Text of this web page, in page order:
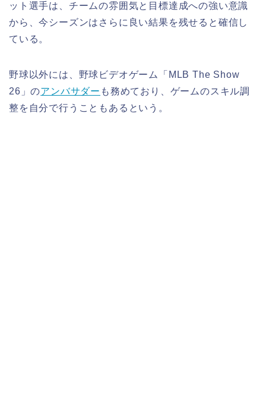
ット選手は、チームの雰囲気と目標達成への強い意識
から、今シーズンはさらに良い結果を残せると確信し
ている。
野球以外には、野球ビデオゲーム「MLB The Show
26」のアンバサダー も務めており、ゲームのスキル調
整を自分で行うこともあるという。